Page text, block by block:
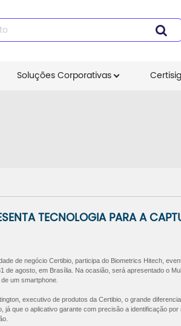
Soluções Corporativas
TECNOLOGIA PARA A
de negócio Certibio, participa do Biometrics Hitech,
de agosto, em Brasília. Na ocasião, será apresentado o
um smartphone.
executivo de produtos da Certibio, o grande
já que o aplicativo garante com precisão a identificação